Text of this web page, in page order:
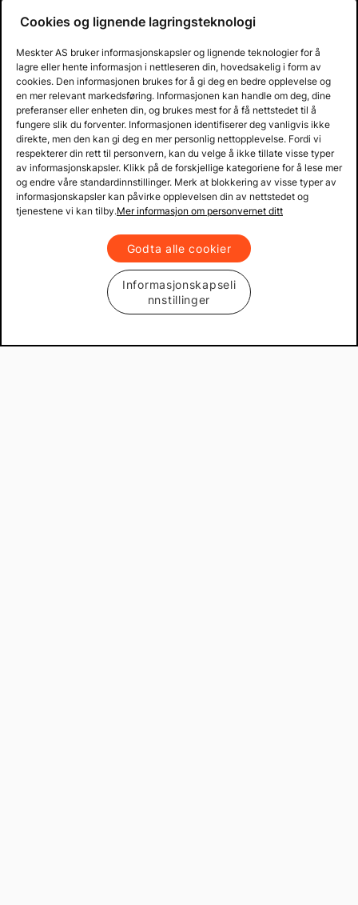
Cookies og lignende lagringsteknologi
Meskter AS bruker informasjonskapsler og lignende teknologier for å
lagre eller hente informasjon i nettleseren din, hovedsakelig i form av
cookies. Den informasjonen brukes for å gi deg en bedre opplevelse og
en mer relevant markedsføring. Informasjonen kan handle om deg, dine
preferanser eller enheten din, og brukes mest for å få nettstedet til å
fungere slik du forventer. Informasjonen identifiserer deg vanligvis ikke
direkte, men den kan gi deg en mer personlig nettopplevelse. Fordi vi
respekterer din rett til personvern, kan du velge å ikke tillate visse typer
av informasjonskapsler. Klikk på de forskjellige kategoriene for å lese mer
og endre våre standardinnstillinger. Merk at blokkering av visse typer av
informasjonskapsler kan påvirke opplevelsen din av nettstedet og
tjenestene vi kan tilby.Mer informasjon om personvernet ditt
Godta alle cookier
Informasjonskapseli
nnstillinger